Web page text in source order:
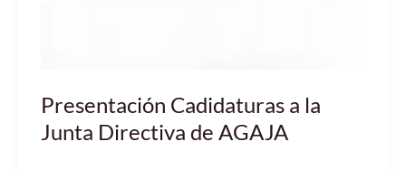
Presentación Cadidaturas a la
Junta Directiva de AGAJA